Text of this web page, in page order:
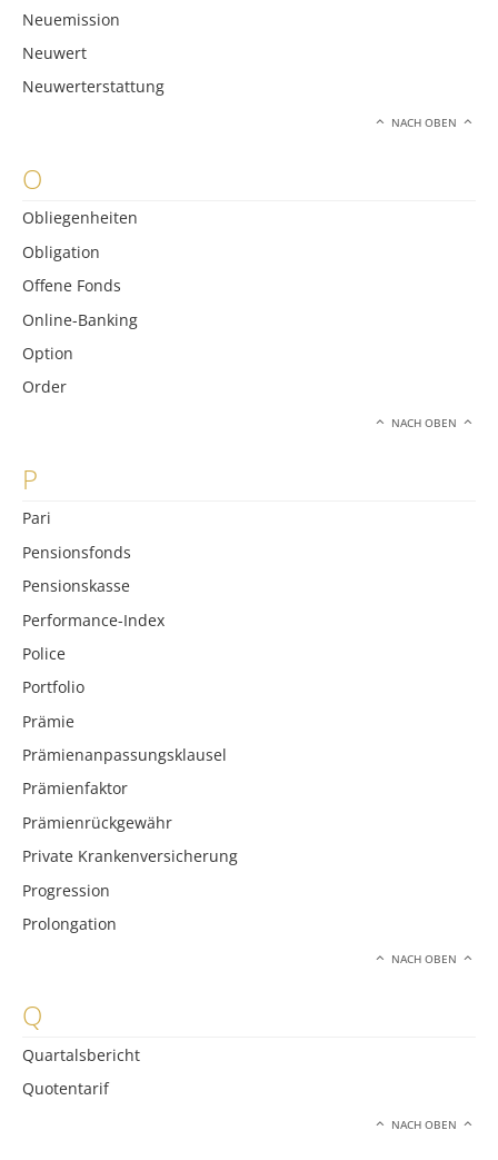
Neuemission
Neuwert
Neuwerterstattung
NACH OBEN
O
Obliegenheiten
Obligation
Offene Fonds
Online-Banking
Option
Order
NACH OBEN
P
Pari
Pensionsfonds
Pensionskasse
Performance-Index
Police
Portfolio
Prämie
Prämienanpassungsklausel
Prämienfaktor
Prämienrückgewähr
Private Krankenversicherung
Progression
Prolongation
NACH OBEN
Q
Quartalsbericht
Quotentarif
NACH OBEN